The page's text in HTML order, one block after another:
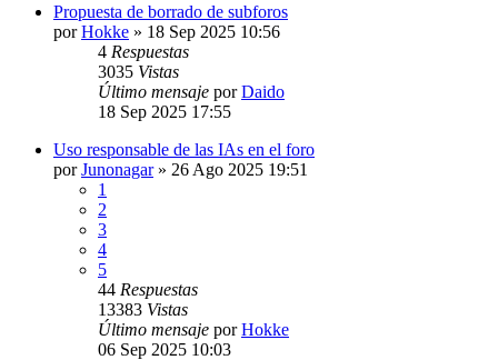
Propuesta de borrado de subforos
porHokke » 18 Sep 2025 10:56
4 Respuestas
3035 Vistas
Último mensaje porDaido
18 Sep 2025 17:55
Uso responsable de las IAs en el foro
porJunonagar» 26 Ago 2025 19:51
1
2
3
4
5
44 Respuestas
13383 Vistas
Último mensaje porHokke
06 Sep 2025 10:03